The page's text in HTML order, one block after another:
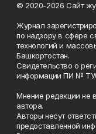
© 2020-2026 Сайт
Журнал
по надзору в сфере
технологий и
Башкортостан.
Свидетельство о
информации ПИ №
Мнение редакции не
автора.
Авторы несут
предоставленной